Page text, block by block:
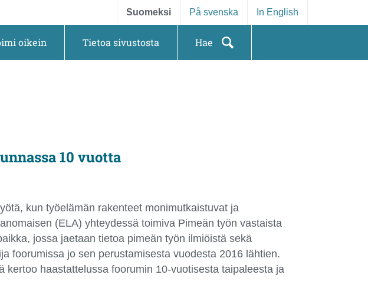
Suomeksi På svenska In English
oikein Tietoa sivustosta Hae
10 vuotta
kun työelämän rakenteet monimutkaistuvat ja
(ELA) yhteydessä toimiva Pimeän työn vastaista
jossa jaetaan tietoa pimeän työn ilmiöistä sekä
foorumissa jo sen perustamisesta vuodesta 2016 lähtien.
kertoo haastattelussa foorumin 10-vuotisesta taipaleesta ja